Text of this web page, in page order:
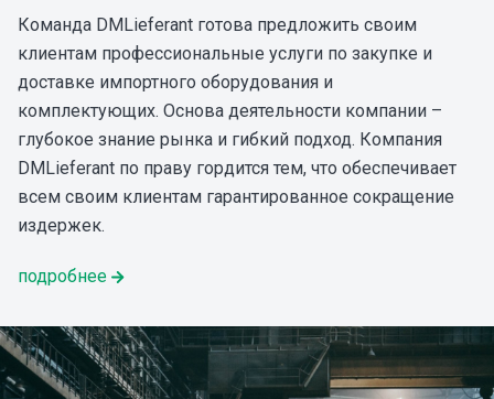
Команда DMLieferant готова предложить своим
клиентам профессиональные услуги по закупке и
доставке импортного оборудования и
комплектующих. Основа деятельности компании –
глубокое знание рынка и гибкий подход. Компания
DMLieferant по праву гордится тем, что обеспечивает
всем своим клиентам гарантированное сокращение
издержек.
подробнее